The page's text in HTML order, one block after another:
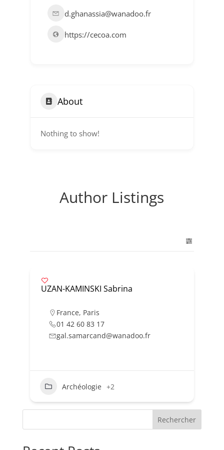
d.ghanassia@wanadoo.fr
https://cecoa.com
About
Nothing to show!
Author Listings
UZAN-KAMINSKI Sabrina
France, Paris
01 42 60 83 17
gal.samarcand@wanadoo.fr
Archéologie +2
Rechercher